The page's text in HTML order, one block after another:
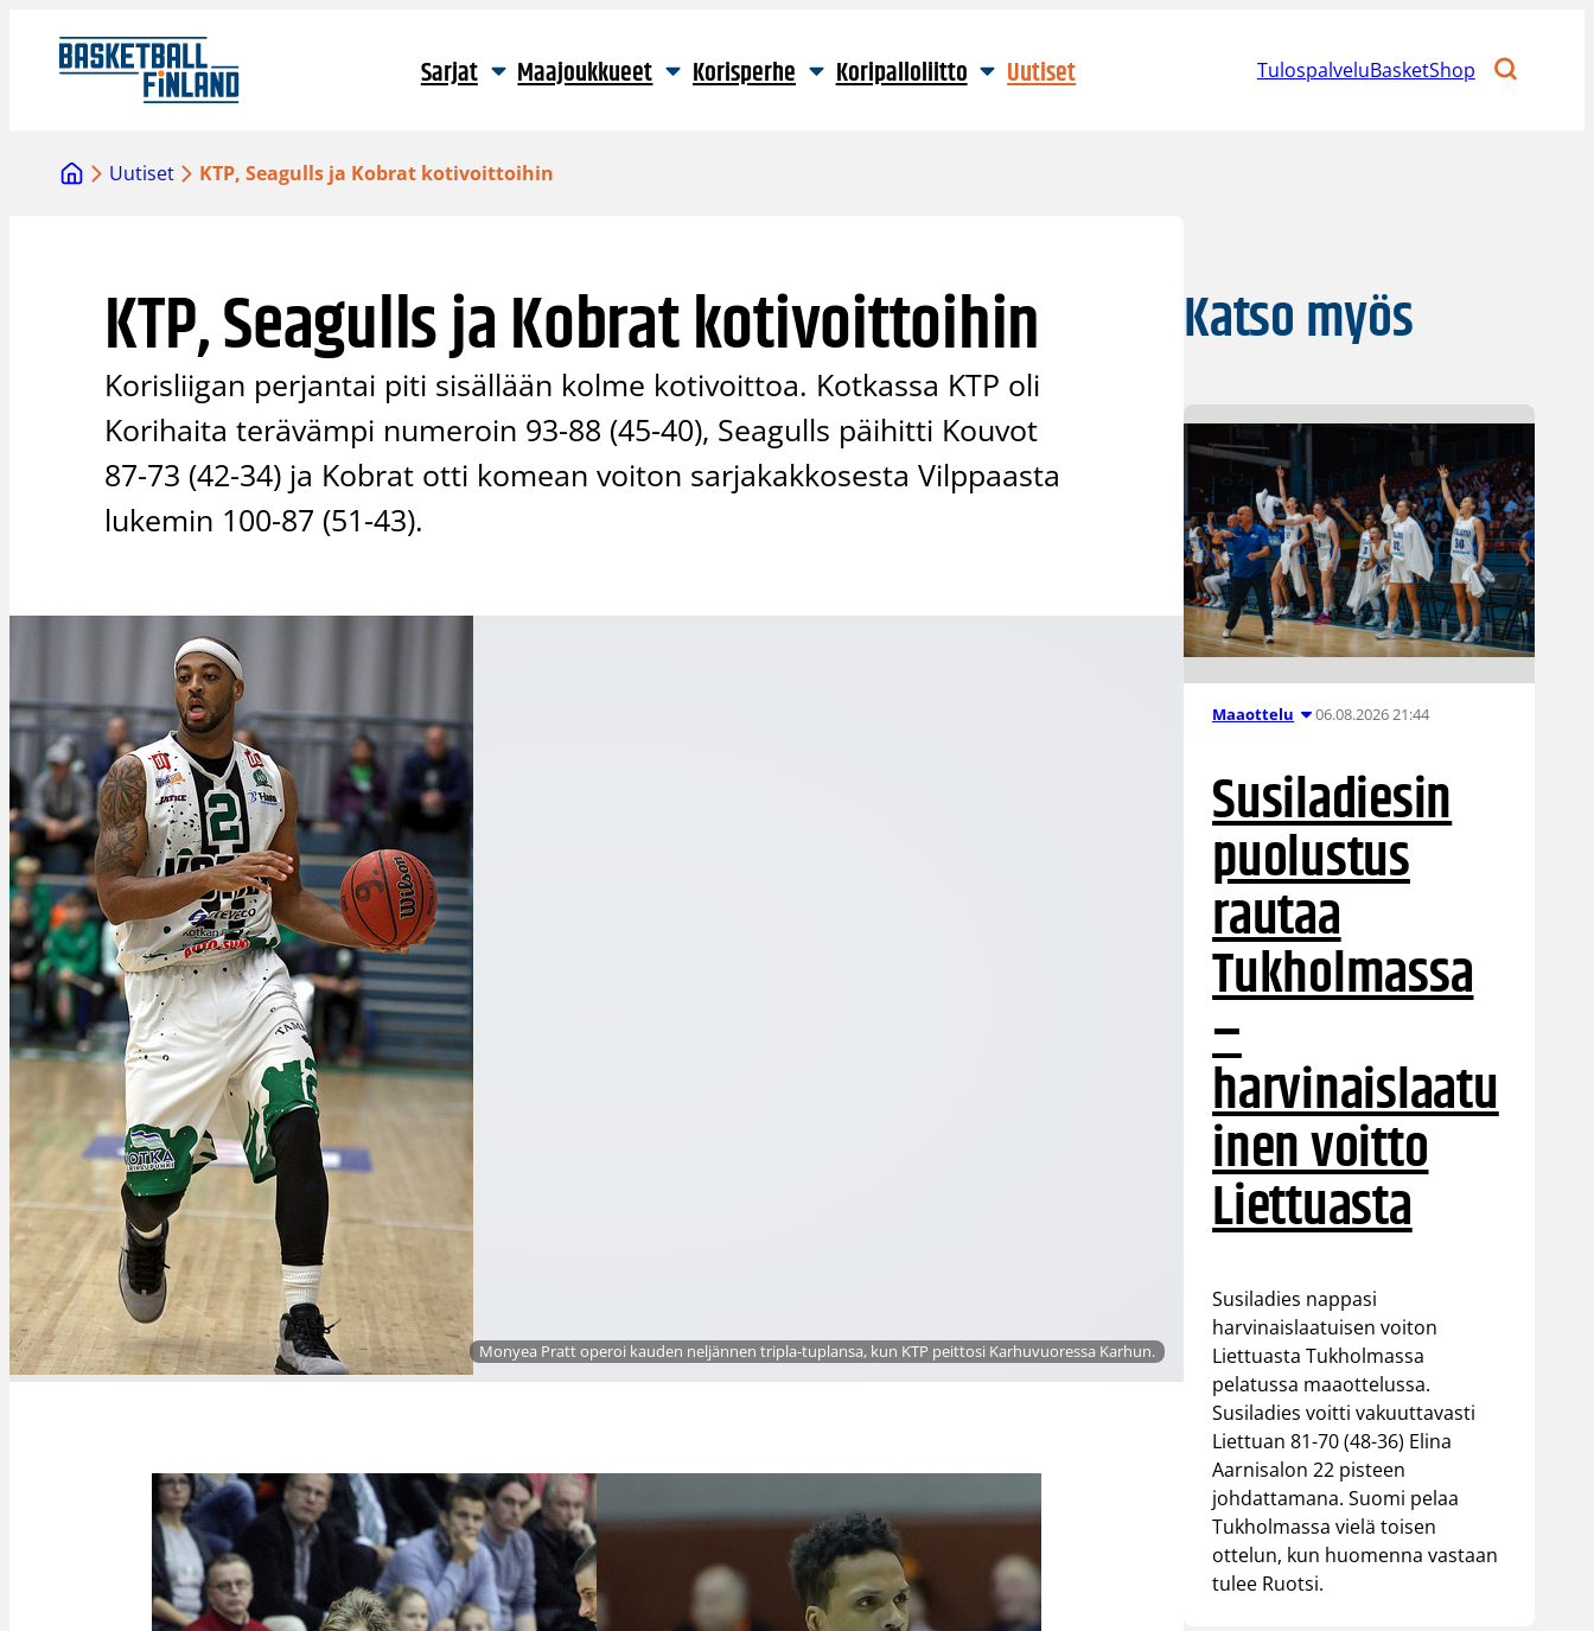
sisältöön
Sarjat Maajoukkueet Korisperhe Koripalloliitto Uutiset TulospalveluBasketShop
Uutiset KTP, Seagulls ja Kobrat kotivoittoihin
KTP, Seagulls ja Kobrat kotivoittoihin
Korisliigan perjantai piti sisällään kolme kotivoittoa. Kotkassa KTP oli
Korihaita terävämpi numeroin 93-88 (45-40), Seagulls päihitti Kouvot
87-73 (42-34) ja Kobrat otti komean voiton sarjakakkosesta Vilppaasta
lukemin 100-87 (51-43).
Monyea Pratt operoi kauden neljännen tripla-tuplansa, kun KTP peittosi Karhuvuoressa Karhun.
Katso myös
Maaottelu 06.08.2026 21:44
Susiladiesin
puolustus
rautaa
Tukholmassa
–
harvinaislaatu
inen voitto
Liettuasta
Susiladies nappasi
harvinaislaatuisen voiton
Liettuasta Tukholmassa
pelatussa maaottelussa.
Susiladies voitti vakuuttavasti
Liettuan 81-70 (48-36) Elina
Aarnisalon 22 pisteen
johdattamana. Suomi pelaa
Tukholmassa vielä toisen
ottelun, kun huomenna vastaan
tulee Ruotsi.